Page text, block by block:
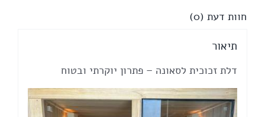
כולל
וידית
חוות דעת (0)
תיאור
דלת זכוכית לסאונה – פתרון יוקרתי ובטוח